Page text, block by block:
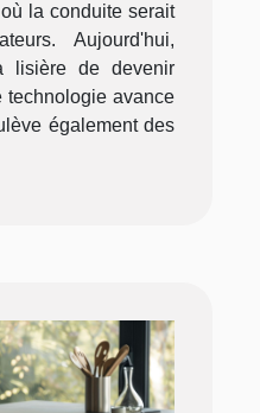
la conduite serait
Aujourd'hui,
lisière de devenir
technologie avance
également des